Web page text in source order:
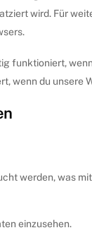
wird. Für
funktioniert,
wenn du unsere
werden, was
einzusehen.